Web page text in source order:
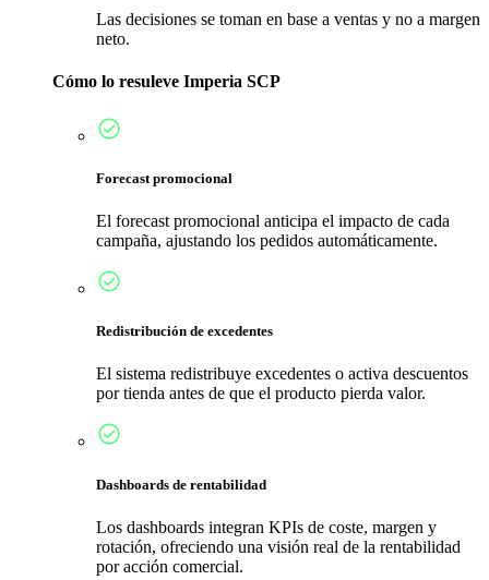
Las decisiones se toman en base a ventas y no a margen
neto.
Cómo lo resuleve Imperia SCP
Forecast promocional
El forecast promocional anticipa el impacto de cada
campaña, ajustando los pedidos automáticamente.
Redistribución de excedentes
El sistema redistribuye excedentes o activa descuentos
por tienda antes de que el producto pierda valor.
Dashboards de rentabilidad
Los dashboards integran KPIs de coste, margen y
rotación, ofreciendo una visión real de la rentabilidad
por acción comercial.